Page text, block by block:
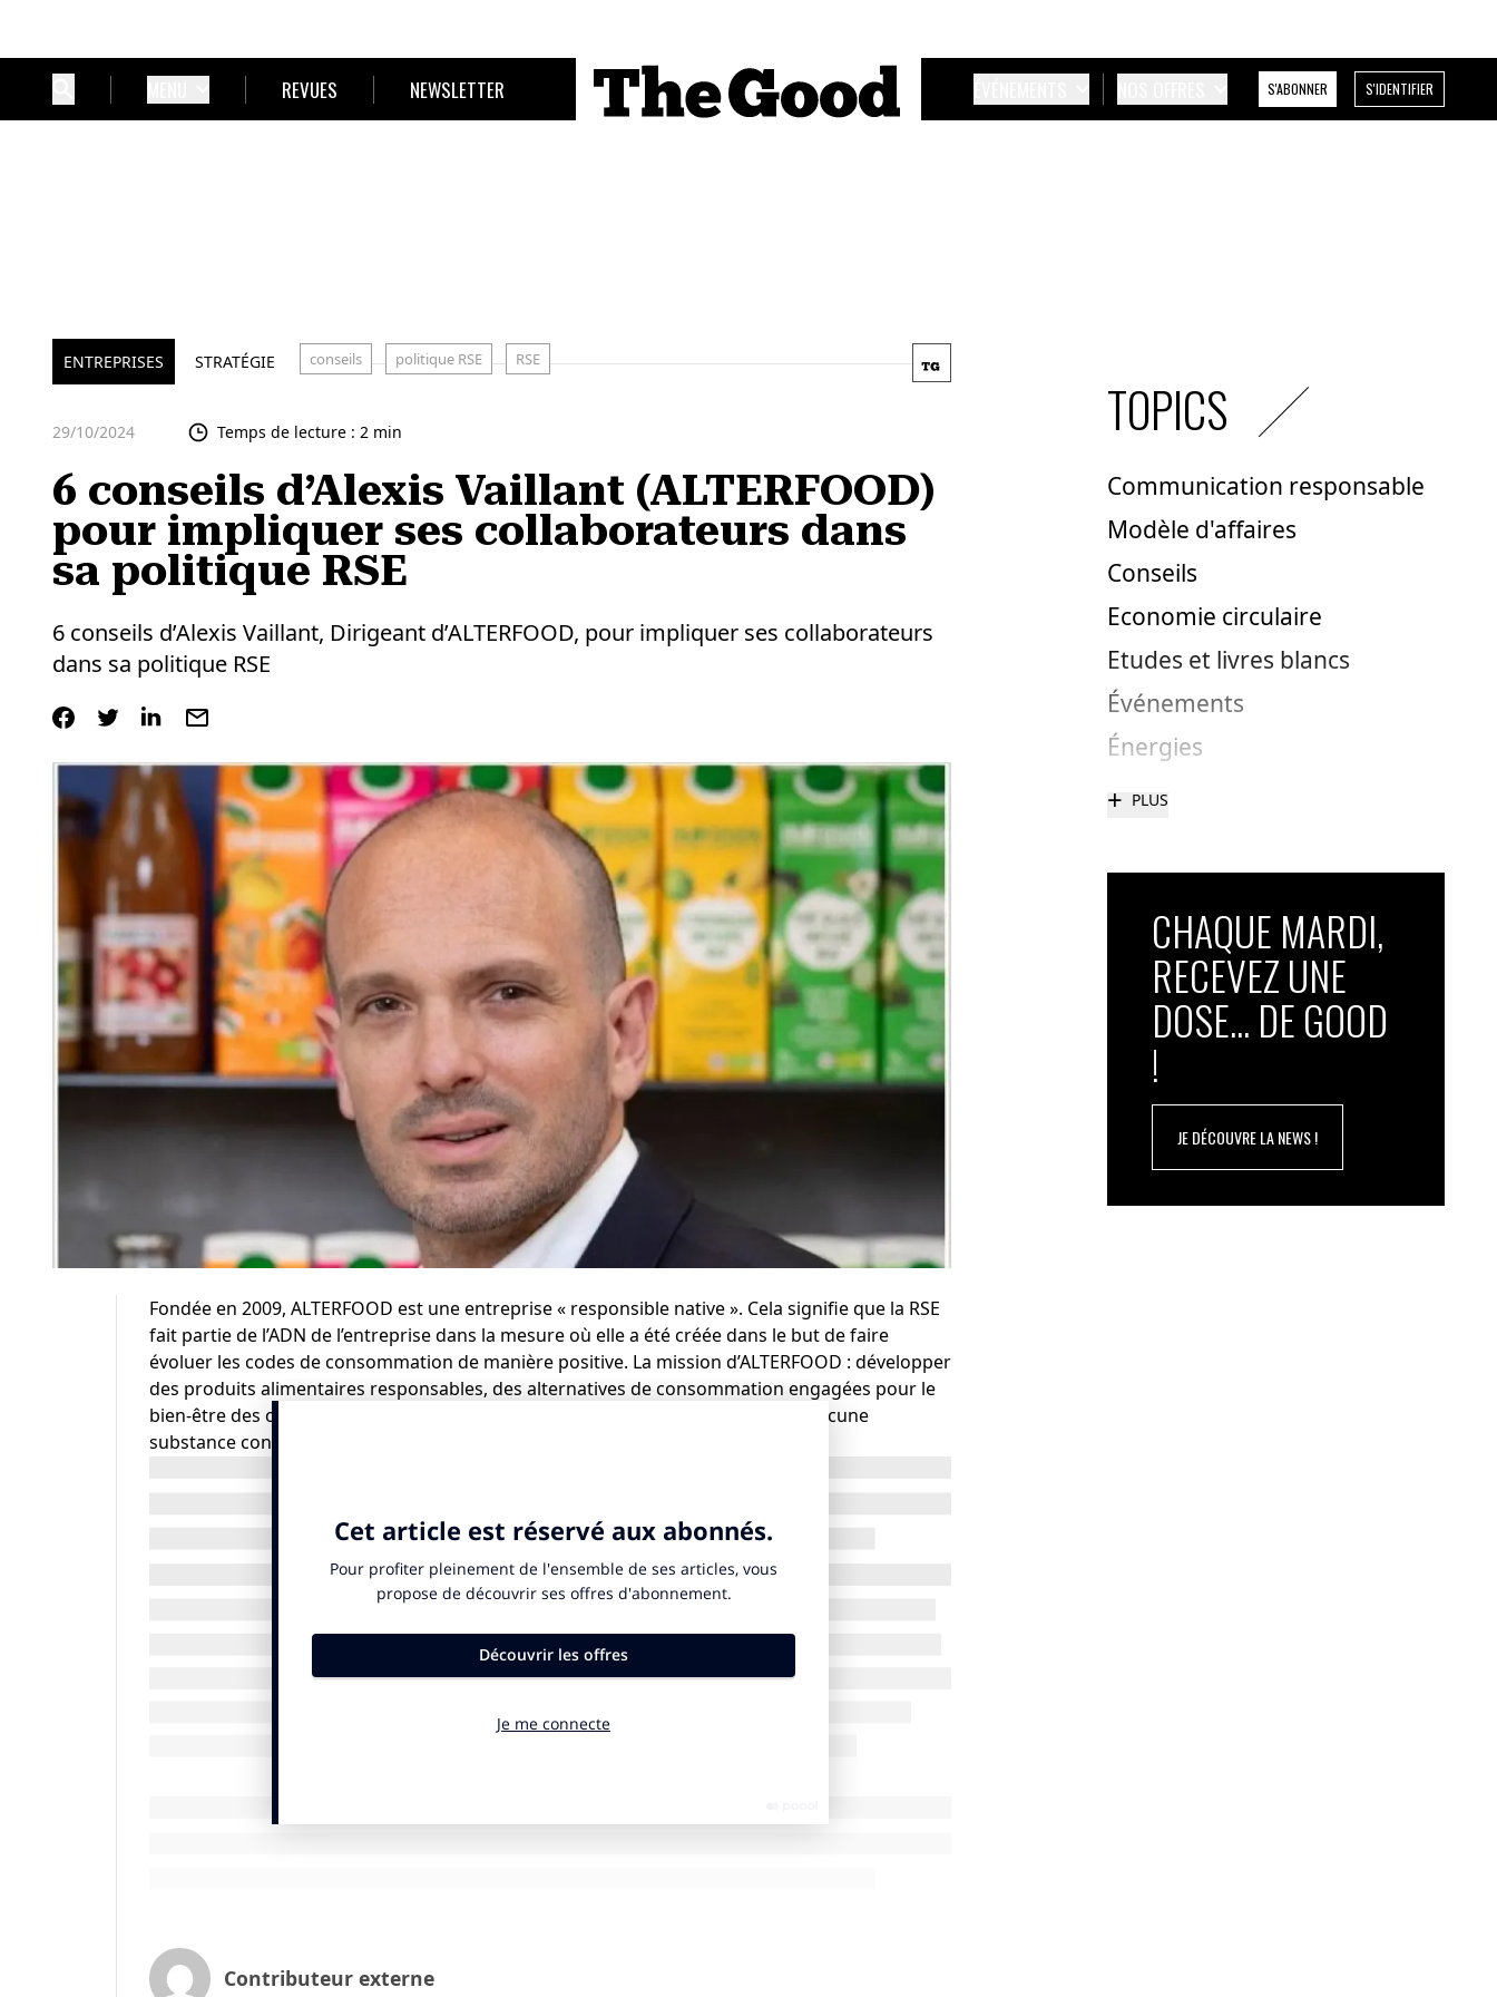
REVUES NEWSLETTER S'ABONNER S'IDENTIFIER
ENTREPRISES STRATÉGIE conseils politique RSE RSE
29/10/2024 Temps de lecture : 2 min
6 conseils d’Alexis Vaillant (ALTERFOOD)
pour impliquer ses collaborateurs dans
sa politique RSE
6 conseils d’Alexis Vaillant, Dirigeant d’ALTERFOOD, pour impliquer ses collaborateurs
dans sa politique RSE
Fondée en 2009, ALTERFOOD est une entreprise « responsible native ». Cela signifie que la RSE
fait partie de l’ADN de l’entreprise dans la mesure où elle a été créée dans le but de faire
évoluer les codes de consommation de manière positive. La mission d’ALTERFOOD : développer
des produits alimentaires responsables, des alternatives de consommation engagées pour le
bien-être des consommateurs, bénéfiques pour la santé, traçables, n’utilisant aucune
substance controversée.
l’implication des collaborateurs. La RSE n’est pas seulement une stratégie d’entreprise, c’est
aussi un projet qui doit fédérer l’ensemble des équipes.
Voici six conseils pour impliquer ses collaborateurs dans sa politique RSE :
RSE. Chez Alterfood, nous avons constitué un comité RSE avec des représentants de chaque
Former et sensibiliser les équipes
comme le nettoyage des littoraux en collaboration avec des associations locales, ou des
projections de reportages engagés avec des conférences. Cela permet aux équipes de mieux
Contributeur externe
TOPICS
Communication responsable
Modèle d'affaires
Conseils
Economie circulaire
Etudes et livres blancs
Événements
Énergies
+ PLUS
CHAQUE MARDI,
RECEVEZ UNE
DOSE... DE GOOD
!
JE DÉCOUVRE LA NEWS !